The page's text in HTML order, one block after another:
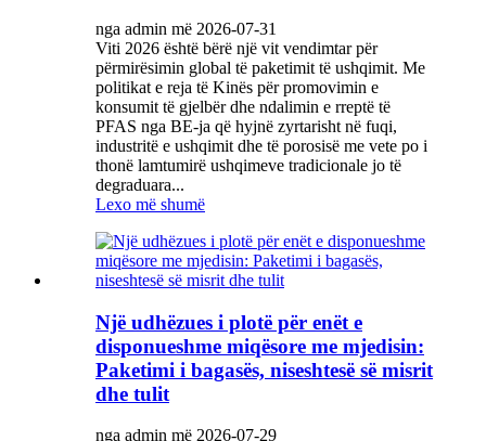
nga admin më 2026-07-31
Viti 2026 është bërë një vit vendimtar për
përmirësimin global të paketimit të ushqimit. Me
politikat e reja të Kinës për promovimin e
konsumit të gjelbër dhe ndalimin e rreptë të
PFAS nga BE-ja që hyjnë zyrtarisht në fuqi,
industritë e ushqimit dhe të porosisë me vete po i
thonë lamtumirë ushqimeve tradicionale jo të
degraduara...
Lexo më shumë
Një udhëzues i plotë për enët e
disponueshme miqësore me mjedisin:
Paketimi i bagasës, niseshtesë së misrit
dhe tulit
nga admin më 2026-07-29